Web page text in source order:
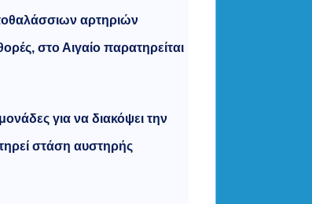
αρτηριών
στο Αιγαίο παρατηρείται
για να διακόψει την
στάση αυστηρής